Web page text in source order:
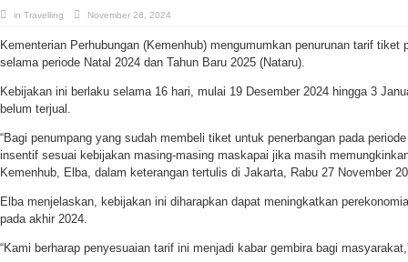
in Travelling November 28, 2024
Kementerian Perhubungan (Kemenhub) mengumumkan penurunan tarif tiket
selama periode Natal 2024 dan Tahun Baru 2025 (Nataru).
Kebijakan ini berlaku selama 16 hari, mulai 19 Desember 2024 hingga 3
belum terjual.
“Bagi penumpang yang sudah membeli tiket untuk penerbangan pada
insentif sesuai kebijakan masing-masing maskapai jika masih
Kemenhub, Elba, dalam keterangan tertulis di Jakarta, Rabu 27 November
Elba menjelaskan, kebijakan ini diharapkan dapat meningkatkan
pada akhir 2024.
“Kami berharap penyesuaian tarif ini menjadi kabar gembira bagi